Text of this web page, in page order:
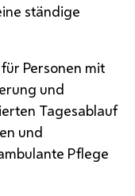
ständige
Personen mit
und
Tagesablauf
und
Pflege